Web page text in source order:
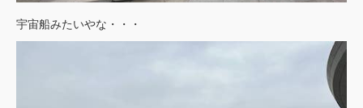
宇宙船みたいやな・・・